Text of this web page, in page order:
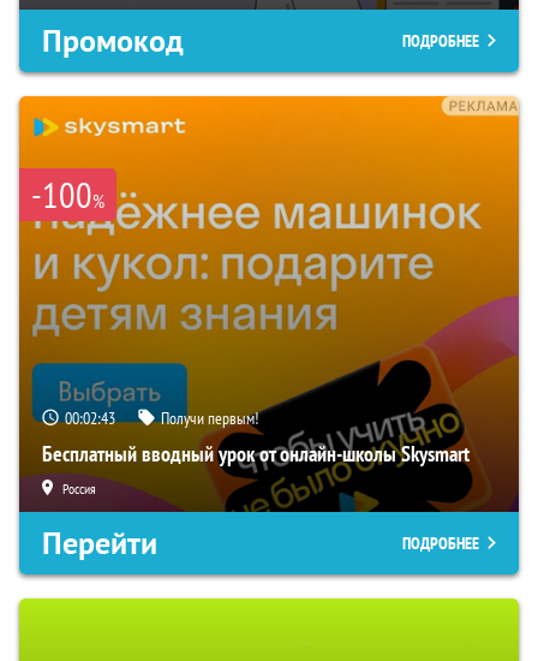
Промокод ПОДРОБНЕЕ
-100%
00:02:42 Получи первым!
Бесплатный вводный урок от онлайн-школы Skysmart
Россия
Перейти ПОДРОБНЕЕ